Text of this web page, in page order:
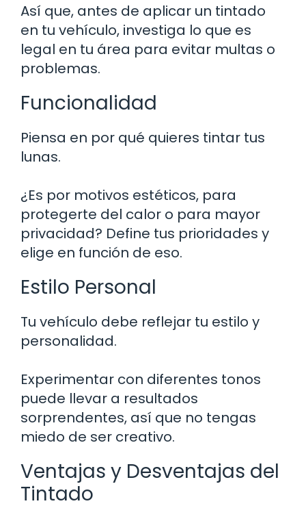
Así que, antes de aplicar un tintado
en tu vehículo, investiga lo que es
legal en tu área para evitar multas o
problemas.
Funcionalidad
Piensa en por qué quieres tintar tus
lunas.
¿Es por motivos estéticos, para
protegerte del calor o para mayor
privacidad? Define tus prioridades y
elige en función de eso.
Estilo Personal
Tu vehículo debe reflejar tu estilo y
personalidad.
Experimentar con diferentes tonos
puede llevar a resultados
sorprendentes, así que no tengas
miedo de ser creativo.
Ventajas y Desventajas del
Tintado